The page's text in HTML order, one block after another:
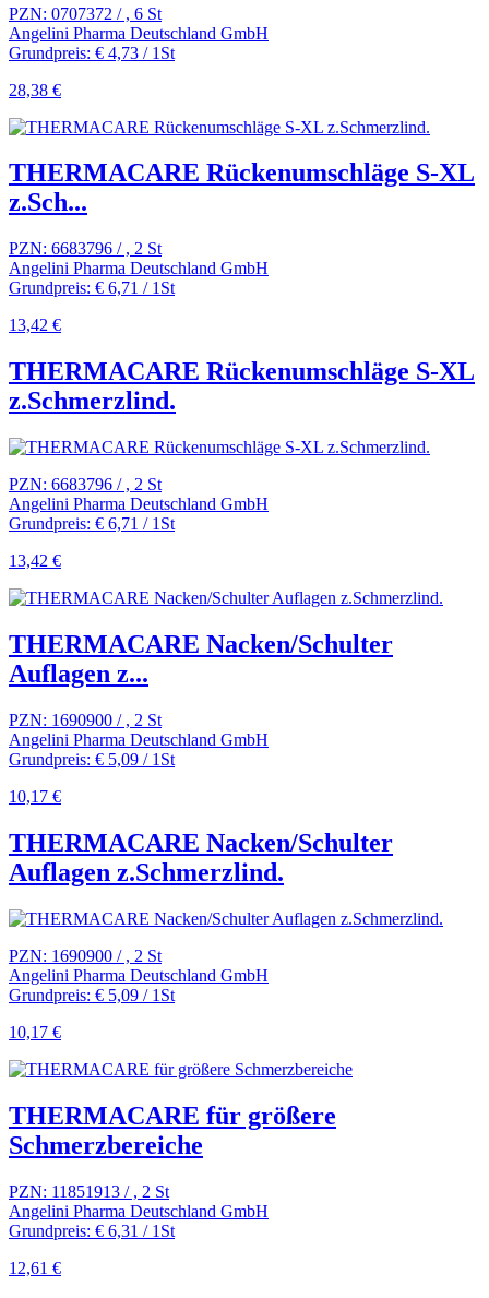
PZN: 0707372 / , 6 St
Angelini Pharma Deutschland GmbH
Grundpreis: € 4,73 / 1St
28,38 €
THERMACARE Rückenumschläge S-XL
z.Sch...
PZN: 6683796 / , 2 St
Angelini Pharma Deutschland GmbH
Grundpreis: € 6,71 / 1St
13,42 €
THERMACARE Rückenumschläge S-XL
z.Schmerzlind.
PZN: 6683796 / , 2 St
Angelini Pharma Deutschland GmbH
Grundpreis: € 6,71 / 1St
13,42 €
THERMACARE Nacken/Schulter
Auflagen z...
PZN: 1690900 / , 2 St
Angelini Pharma Deutschland GmbH
Grundpreis: € 5,09 / 1St
10,17 €
THERMACARE Nacken/Schulter
Auflagen z.Schmerzlind.
PZN: 1690900 / , 2 St
Angelini Pharma Deutschland GmbH
Grundpreis: € 5,09 / 1St
10,17 €
THERMACARE für größere
Schmerzbereiche
PZN: 11851913 / , 2 St
Angelini Pharma Deutschland GmbH
Grundpreis: € 6,31 / 1St
12,61 €